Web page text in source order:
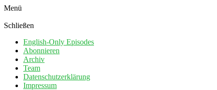
Menü
Schließen
English-Only Episodes
Abonnieren
Archiv
Team
Datenschutzerklärung
Impressum